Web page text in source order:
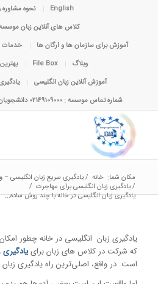
English
نحوه مشاوره
کلاس های آنلاین زبان موسسه
آموزش برای سازمان ها و ارگان ها
خدمات
وبلاگ
File Box
آموزش آنلاین زبان انگلیسی
شماره تماس موسسه : 02149109000 دانشجویان بین الملل : 5965-822-201 1+
مکان شما: خانه / یادگیری سریع زبان انگلیسی –
/ یادگیری زبان انگلیسی برای مهاجرت /
یادگیری زبان انگلیسی در خانه با چند روش ساده...
یادگیری زبان انگلیسی در خانه چطور
که شرکت در کلاس های زبان برای
است. در واقع، اصلی‌ترین راه یادگیری